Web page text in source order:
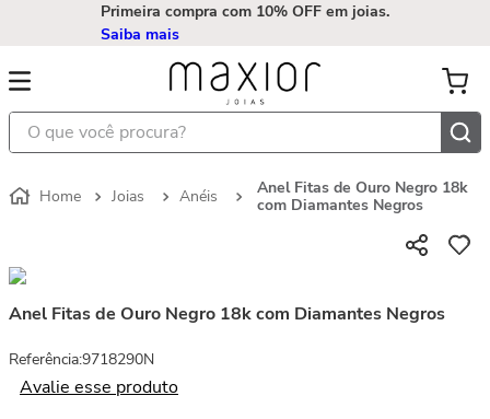
Primeira compra com 10% OFF em joias.
Saiba mais
O que você procura?
Joias Anéis
Anel Fitas de Ouro Negro 18k
com Diamantes Negros
Anel Fitas de Ouro Negro 18k com Diamantes Negros
Referência:9718290N
Avalie esse produto